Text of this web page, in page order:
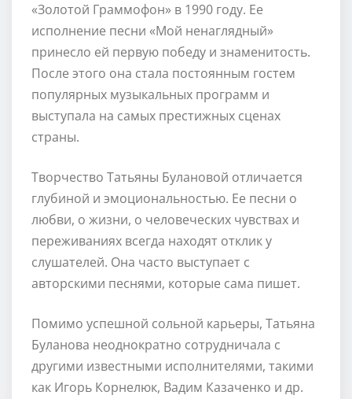
«Золотой Граммофон» в 1990 году. Ее
исполнение песни «Мой ненаглядный»
принесло ей первую победу и знаменитость.
После этого она стала постоянным гостем
популярных музыкальных программ и
выступала на самых престижных сценах
страны.
Творчество Татьяны Булановой отличается
глубиной и эмоциональностью. Ее песни о
любви, о жизни, о человеческих чувствах и
переживаниях всегда находят отклик у
слушателей. Она часто выступает с
авторскими песнями, которые сама пишет.
Помимо успешной сольной карьеры, Татьяна
Буланова неоднократно сотрудничала с
другими известными исполнителями, такими
как Игорь Корнелюк, Вадим Казаченко и др.